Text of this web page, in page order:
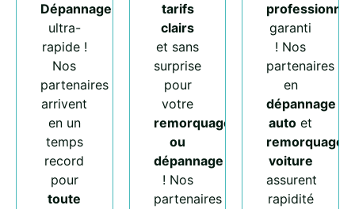
Dépannage
ultra-
rapide !
Nos
partenaires
arrivent
en un
temps
record
pour
toute
tarifs
clairs
et sans
surprise
pour
votre
remorquage
ou
dépannage
! Nos
partenaires
professionnel
garanti
! Nos
partenaires
en
dépannage
auto et
remorquage
voiture
assurent
rapidité